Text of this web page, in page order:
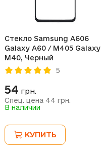
Стекло Samsung A606
Galaxy A60 / M405 Galaxy
M40, Черный
5
54 грн.
Спец. цена 44 грн.
В наличии
КУПИТЬ